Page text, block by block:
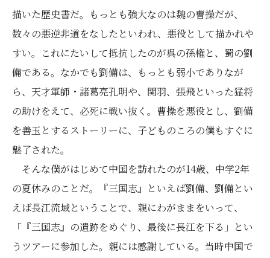
描いた歴史書だ。もっとも強大なのは魏の曹操だが、
数々の悪逆非道をなしたといわれ、悪役として描かれや
すい。これにたいして抵抗したのが呉の孫権と、蜀の劉
備である。なかでも劉備は、もっとも弱小でありなが
ら、天才軍師・諸葛亮孔明や、関羽、張飛といった猛将
の助けをえて、必死に戦い抜く。曹操を悪役とし、劉備
を善玉とするストーリーに、子どものころの僕もすぐに
魅了された。
そんな僕がはじめて中国を訪れたのが14歳、中学2年
の夏休みのことだ。『三国志』といえば劉備、劉備とい
えば長江流域ということで、親にわがままをいって、
「『三国志』の遺跡をめぐり、最後に長江を下る」とい
うツアーに参加した。親には感謝している。当時中国で